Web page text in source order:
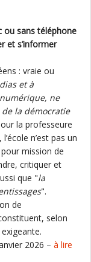
ou sans téléphone
et s’informer
: vraie ou
et à
ne
la démocratie
la professeure
n’est pas un
mission de
critiquer et
que "la
".
de
selon
2026 – à lire